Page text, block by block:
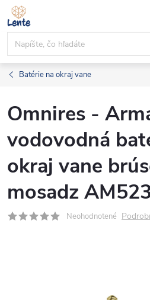
Prejsť
na
obsah
Batérie na okraj vane
Omnires -
vodovodná
okraj vane
mosadz
Neohodnotené